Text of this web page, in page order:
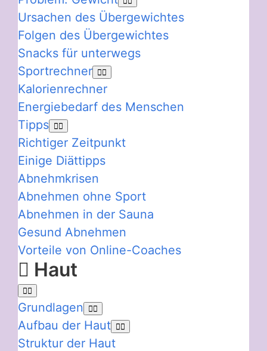
Ursachen des Übergewichtes
Folgen des Übergewichtes
Snacks für unterwegs
Sportrechner
Kalorienrechner
Energiebedarf des Menschen
Tipps
Richtiger Zeitpunkt
Einige Diättipps
Abnehmkrisen
Abnehmen ohne Sport
Abnehmen in der Sauna
Gesund Abnehmen
Vorteile von Online-Coaches
Haut
Grundlagen
Aufbau der Haut
Struktur der Haut